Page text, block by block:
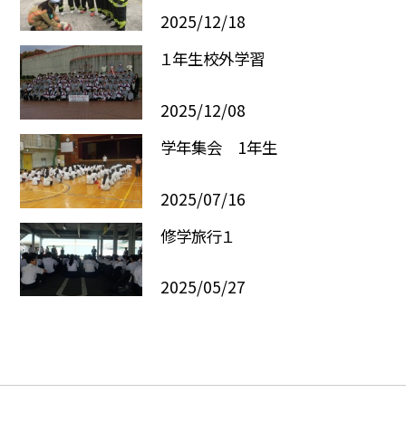
2025/12/18
１年生校外学習
2025/12/08
学年集会 1年生
2025/07/16
修学旅行１
2025/05/27